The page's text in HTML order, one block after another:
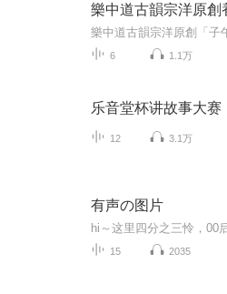
樂中道古韻宗洋原創
6 1.1万
乐音堂杯讲故事大赛
12 3.1万
有声の图片
15 2035